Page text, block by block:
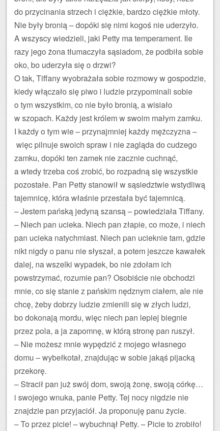
do przycinania strzech i ciężkie, bardzo ciężkie młoty.
Nie były bronią – dopóki się nimi kogoś nie uderzyło.
A wszyscy wiedzieli, jaki Petty ma temperament. Ile
razy jego żona tłumaczyła sąsiadom, że podbiła sobie
oko, bo uderzyła się o drzwi?
O tak, Tiffany wyobrażała sobie rozmowy w gospodzie,
kiedy włączało się piwo i ludzie przypominali sobie
o tym wszystkim, co nie było bronią, a wisiało
w szopach. Każdy jest królem w swoim małym zamku.
I każdy o tym wie – przynajmniej każdy mężczyzna –
więc pilnuje swoich spraw i nie zagląda do cudzego
zamku, dopóki ten zamek nie zacznie cuchnąć,
a wtedy trzeba coś zrobić, bo rozpadną się wszystkie
pozostałe. Pan Petty stanowił w sąsiedztwie wstydliwą
tajemnicę, która właśnie przestała być tajemnicą.
– Jestem pańską jedyną szansą – powiedziała Tiffany.
– Niech pan ucieka. Niech pan złapie, co może, i niech
pan ucieka natychmiast. Niech pan ucieknie tam, gdzie
nikt nigdy o panu nie słyszał, a potem jeszcze kawałek
dalej, na wszelki wypadek, bo nie zdołam ich
powstrzymać, rozumie pan? Osobiście nie obchodzi
mnie, co się stanie z pańskim nędznym ciałem, ale nie
chcę, żeby dobrzy ludzie zmienili się w złych ludzi,
bo dokonają mordu, więc niech pan lepiej biegnie
przez pola, a ja zapomnę, w którą stronę pan ruszył.
– Nie możesz mnie wypędzić z mojego własnego
domu – wybełkotał, znajdując w sobie jakąś pijacką
przekorę.
– Stracił pan już swój dom, swoją żonę, swoją córkę…
i swojego wnuka, panie Petty. Tej nocy nigdzie nie
znajdzie pan przyjaciół. Ja proponuję panu życie.
– To przez picie! – wybuchnął Petty. – Picie to zrobiło!